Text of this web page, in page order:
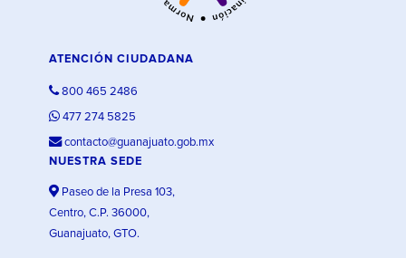
ATENCIÓN CIUDADANA
800 465 2486
477 274 5825
contacto@guanajuato.gob.mx
NUESTRA SEDE
Paseo de la Presa 103,
Centro, C.P. 36000,
Guanajuato, GTO.